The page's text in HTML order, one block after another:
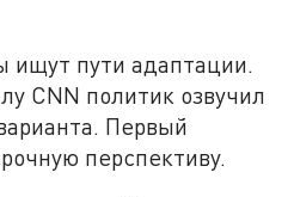
ищут пути адаптации.
CNN политик озвучил
Первый
перспективу.